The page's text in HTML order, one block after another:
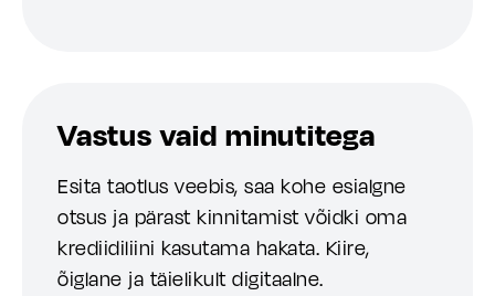
Vastus vaid minutitega
Esita taotlus veebis, saa kohe esialgne
otsus ja pärast kinnitamist võidki oma
krediidiliini kasutama hakata. Kiire,
õiglane ja täielikult digitaalne.